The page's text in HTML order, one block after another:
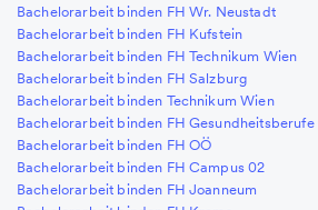
Bachelorarbeit binden FH Wr. Neustadt
Bachelorarbeit binden FH Kufstein
Bachelorarbeit binden FH Technikum Wien
Bachelorarbeit binden FH Salzburg
Bachelorarbeit binden Technikum Wien
Bachelorarbeit binden FH Gesundheitsberufe
Bachelorarbeit binden FH OÖ
Bachelorarbeit binden FH Campus 02
Bachelorarbeit binden FH Joanneum